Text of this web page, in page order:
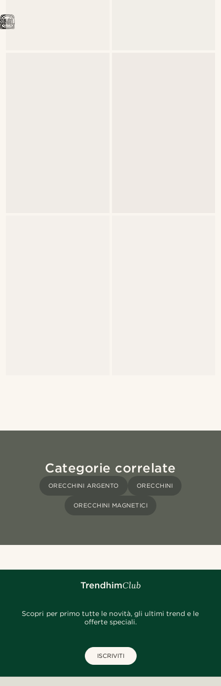
Categorie correlate
ORECCHINI ARGENTO ORECCHINI
ORECCHINI MAGNETICI
Scopri per primo tutte le novità, gli ultimi trend e le
offerte speciali.
ISCRIVITI